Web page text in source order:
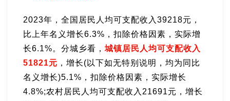
2023年，全国居民人均可支配收入39218元，
比上年名义增长6.3%，扣除价格因素，实际增
长6.1%。分城乡看， 城镇居民人均可支配收入
51821元 ，增长(以下如无特别说明，均为同比
名义增长)5.1%，扣除价格因素，实际增长
4.8%;农村居民人均可支配收入21691元，增长